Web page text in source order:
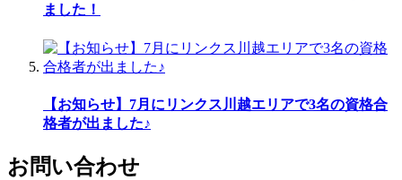
ました！
【お知らせ】7月にリンクス川越エリアで3名の資格合
格者が出ました♪
お問い合わせ